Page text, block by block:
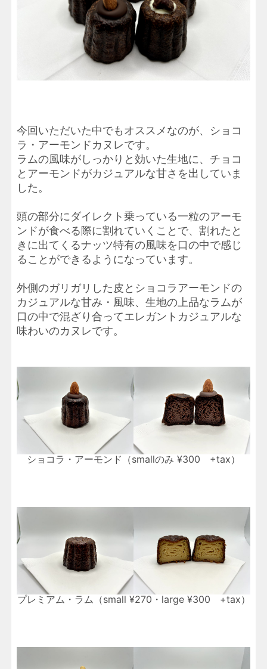
今回いただいた中でもオススメなのが、ショコ
ラ・アーモンドカヌレです。
ラムの風味がしっかりと効いた生地に、チョコ
とアーモンドがカジュアルな甘さを出していま
した。
頭の部分にダイレクト乗っている一粒のアーモ
ンドが食べる際に割れていくことで、割れたと
きに出てくるナッツ特有の風味を口の中で感じ
ることができるようになっています。
外側のガリガリした皮とショコラアーモンドの
カジュアルな甘み・風味、生地の上品なラムが
口の中で混ざり合ってエレガントカジュアルな
味わいのカヌレです。
ショコラ・アーモンド（smallのみ ¥300 +tax）
プレミアム・ラム（small ¥270・large ¥300 +tax）